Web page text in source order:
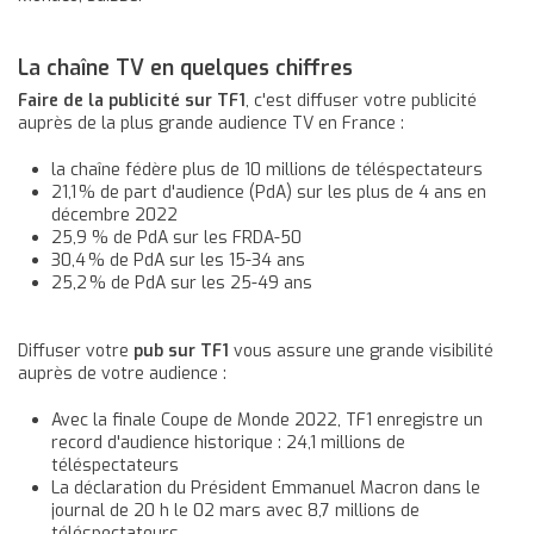
La chaîne TV en quelques chiffres
Faire de la publicité sur TF1, c'est diffuser votre publicité
auprès de la plus grande audience TV en France :
la chaîne fédère plus de 10 millions de téléspectateurs
21,1 % de part d'audience (PdA) sur les plus de 4 ans en
décembre 2022
25,9 % de PdA sur les FRDA-50
30,4 % de PdA sur les 15-34 ans
25,2 % de PdA sur les 25-49 ans
Diffuser votre pub sur TF1 vous assure une grande visibilité
auprès de votre audience :
Avec la finale Coupe de Monde 2022, TF1 enregistre un
record d'audience historique : 24,1 millions de
téléspectateurs
La déclaration du Président Emmanuel Macron dans le
journal de 20 h le 02 mars avec 8,7 millions de